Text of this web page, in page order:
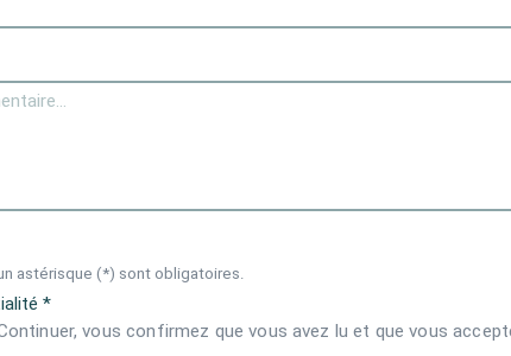
astérisque (*) sont obligatoires.
*
vous confirmez que vous avez lu et que vous